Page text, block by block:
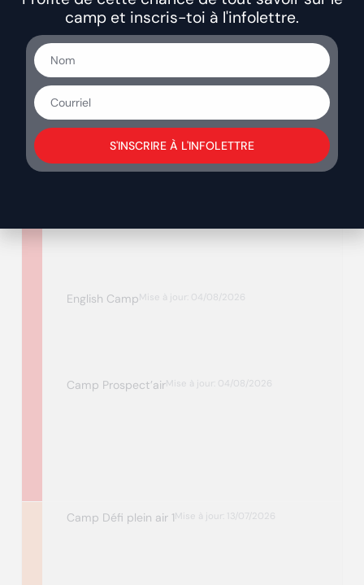
Primaire 1ère, 2e et 3e annéeMise à jour: 04/08/2026
Primaire 4e, 5e et 6e annéeMise à jour: 04/08/2026
English CampMise à jour: 04/08/2026
Camp Prospect’airMise à jour: 04/08/2026
Camp Défi plein air 1Mise à jour: 13/07/2026
camp et inscris-toi à l'infolettre.
S'INSCRIRE À L'INFOLETTRE